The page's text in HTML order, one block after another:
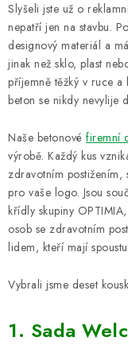
FIREMNÍ DÁRKY
PNEUMATIKY
TOP ZNAČKY
ZNAČKY
Fakturace v náhradním
FAQ - Náhradní plnění
Podmínky ochrany
Slyšeli jste už o
nepatří jen na stavbu.
designový materiál a
jinak než sklo, plast
příjemně těžký v ruce
beton se nikdy nevylije
Naše betonové firemní
výrobě. Každý kus
zdravotním postižením,
pro vaše logo. Jsou
křídly skupiny
osob se zdravotním
lidem, kteří mají
Vybrali jsme deset
1. Sada